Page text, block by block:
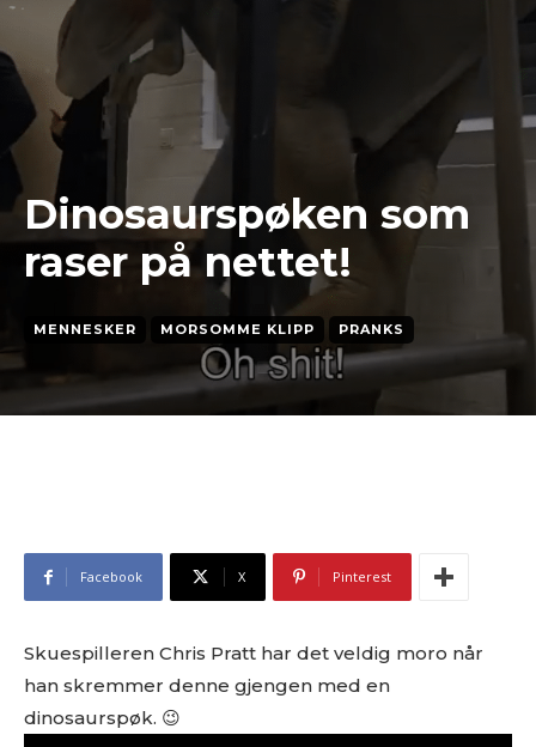
Dinosaurspøken som
raser på nettet!
MENNESKER MORSOMME KLIPP PRANKS
Facebook X Pinterest
Skuespilleren Chris Pratt har det veldig moro når
han skremmer denne gjengen med en
dinosaurspøk. 😉